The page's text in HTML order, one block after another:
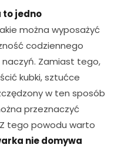
to jedno
można wyposażyć
codziennego
Zamiast tego,
kubki, sztućce
w ten sposób
przeznaczyć
tego powodu warto
nie domywa